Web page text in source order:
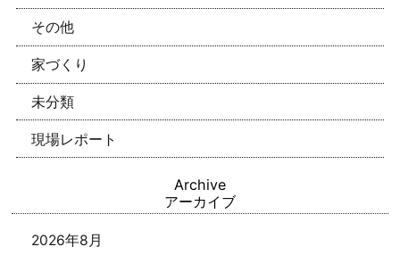
その他
家づくり
未分類
現場レポート
Archive
アーカイブ
2026年8月